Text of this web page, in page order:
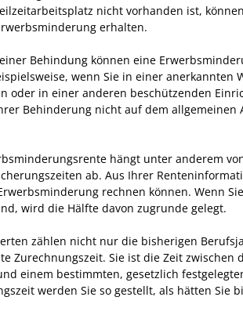
nicht vorhanden ist,
erhalten.
Behindung können eine
wenn Sie in einer anerkannten
oder in einer anderen beschützenden
Behinderung nicht auf dem allgemeinen
hängt unter anderem
ab. Aus Ihrer
rechnen können. Wenn
wird die Hälfte davon zugrunde gelegt.
zählen nicht nur die bisherigen
Zurechnungszeit. Sie ist die Zeit zwischen
einem bestimmten, gesetzlich
werden Sie so gestellt, als hätten Sie